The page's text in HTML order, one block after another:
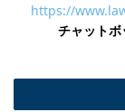
https://
チャット